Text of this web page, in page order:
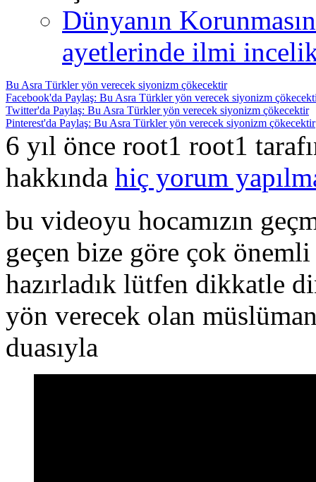
Dünyanın
ayetlerinde ilmi
Bu Asra Türkler yön verecek siyonizm çökecektir
Facebook'da Paylaş: Bu Asra Türkler yön verecek siyonizm
Twitter'da Paylaş: Bu Asra Türkler yön verecek siyonizm çökecektir
Pinterest'da Paylaş: Bu Asra Türkler yön verecek siyonizm çökecektir
6 yıl önce root1 root1
hakkında hiç yorum
bu videoyu hocamızın
geçen bize göre çok
hazırladık lütfen dikkatle
yön verecek olan
duasıyla